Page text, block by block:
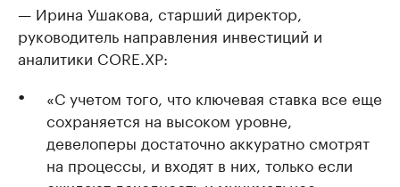
— Ирина Ушакова, старший директор,
руководитель направления инвестиций и
аналитики CORE.XP:
«С учетом того, что ключевая ставка все еще
сохраняется на высоком уровне,
девелоперы достаточно аккуратно смотрят
на процессы, и входят в них, только если